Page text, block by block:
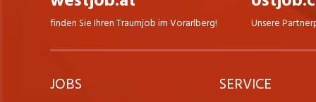
finden Sie Ihren Traumjob im Vorarlberg! Unsere
JOBS SERVICE